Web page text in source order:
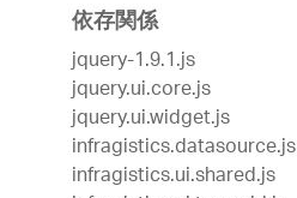
依存関係
jquery-1.9.1.js
jquery.ui.core.js
jquery.ui.widget.js
infragistics.datasource.js
infragistics.ui.shared.js